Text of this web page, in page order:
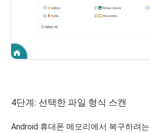
4단계: 선택한 파일 형식 스캔
Android 휴대폰 메모리에서 복구하려